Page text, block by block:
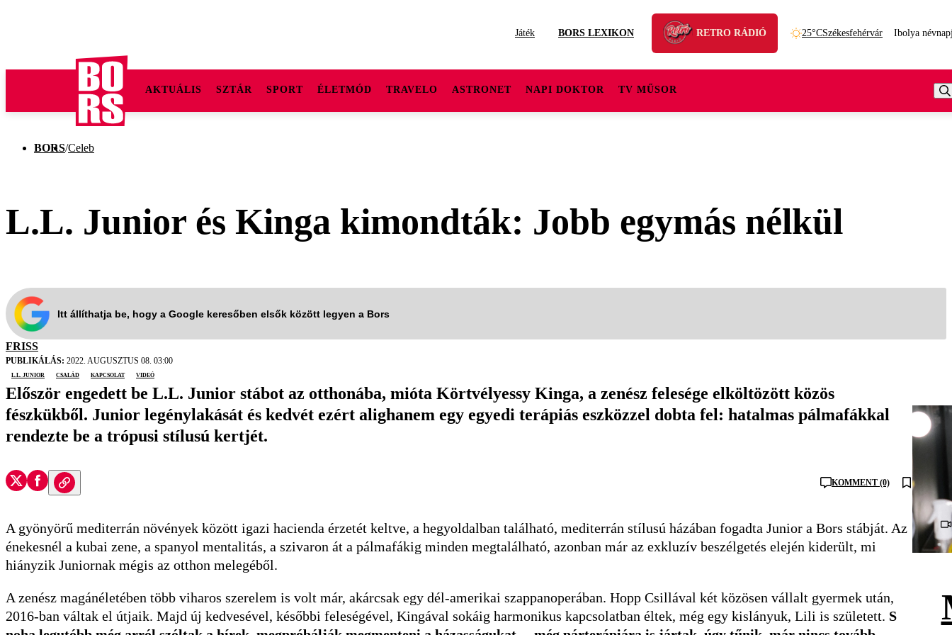
Játék BORS LEXIKON RETRO RÁDIÓ 25°CSzékesfehérvár Ibolya
AKTUÁLIS SZTÁR SPORT ÉLETMÓD TRAVELO ASTRONET NAPI DOKTOR TV MŰSOR
BORS/Celeb
L.L. Junior és Kinga kimondták: Jobb egymás nélkül
Itt állíthatja be, hogy a Google keresőben elsők között legyen a Bors
FRISS
PUBLIKÁLÁS: 2022. AUGUSZTUS 08. 03:00
L.L. Junior
család kapcsolat videó
Először engedett be L.L. Junior stábot az otthonába, mióta Körtvélyessy Kinga, a zenész felesége elköltözött közös
fészkükből. Junior legénylakását és kedvét ezért alighanem egy egyedi terápiás eszközzel dobta fel: hatalmas pálmafákkal
rendezte be a trópusi stílusú kertjét.
KOMMENT (0)
A gyönyörű mediterrán növények között igazi hacienda érzetét keltve, a hegyoldalban található, mediterrán stílusú házában fogadta Junior a Bors stábját. Az
énekesnél a kubai zene, a spanyol mentalitás, a szivaron át a pálmafákig minden megtalálható, azonban már az exkluzív beszélgetés elején kiderült, mi
hiányzik Juniornak mégis az otthon melegéből.
A zenész magánéletében több viharos szerelem is volt már, akárcsak egy dél-amerikai szappanoperában. Hopp Csillával két közösen vállalt gyermek után,
2016-ban váltak el útjaik. Majd új kedvesével, későbbi feleségével, Kingával sokáig harmonikus kapcsolatban éltek, még egy kislányuk, Lili is született. S